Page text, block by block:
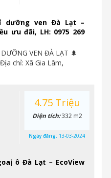
dưỡng ven Đà Lạt –
ưu đãi, LH: 0975 269
VEN ĐÀ LẠT 🌲
chỉ: Xã Gia Lâm,
ô Đà Lạt – EcoView
4.75 Triệu
Diện tích:332 m2
Ngày đăng: 13-03-2024